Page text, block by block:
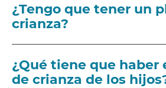
¿Tengo que tener un
crianza?
¿Qué tiene que haber
de crianza de los